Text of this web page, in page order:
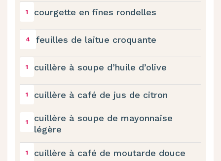
1 courgette en fines rondelles
4 feuilles de laitue croquante
1 cuillère à soupe d’huile d’olive
1 cuillère à café de jus de citron
1
cuillère à soupe de mayonnaise
légère
1 cuillère à café de moutarde douce